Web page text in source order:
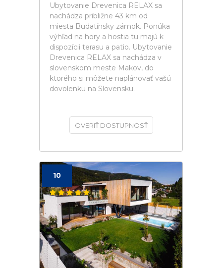
Ubytovanie Drevenica RELAX sa
nachádza približne 43 km od
miesta Budatínsky zámok. Ponúka
výhľad na hory a hostia tu majú k
dispozícii terasu a patio. Ubytovanie
Drevenica RELAX sa nachádza v
slovenskom meste Makov, do
ktorého si môžete naplánovať vašú
dovolenku na Slovensku.
OVERIŤ DOSTUPNOSŤ
10